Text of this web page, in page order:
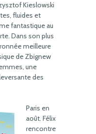
Kieslowski
fluides et
fantastique au
Dans son plus
meilleure
de Zbignew
une
des
Paris en
août. Félix
rencontre